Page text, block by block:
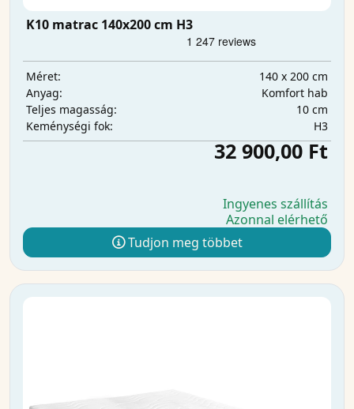
K10 matrac 140x200 cm H3
Méret:
140 x 200 cm
Anyag:
Komfort hab
Teljes magasság:
10 cm
Keménységi fok:
H3
32 900,00 Ft
Ingyenes szállítás
Azonnal elérhető
Tudjon meg többet